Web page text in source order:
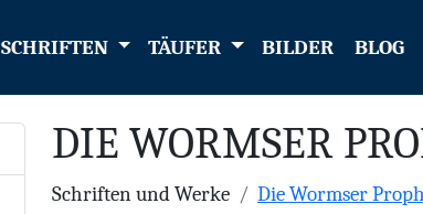
SCHRIFTEN TÄUFER BILDER BLOG
DIE WORMSER
Schriften und Werke Die Wormser